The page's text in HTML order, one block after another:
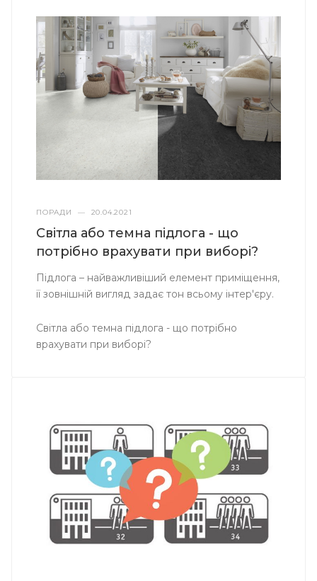
ПОРАДИ — 20.04.2021
Світла або темна підлога - що
потрібно врахувати при виборі?
Підлога – найважливіший елемент приміщення,
її зовнішній вигляд задає тон всьому інтер'єру.
Світла або темна підлога - що потрібно
врахувати при виборі?